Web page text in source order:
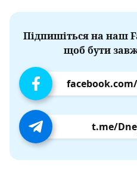
Підпишіться на наш
щоб бути
t.me/